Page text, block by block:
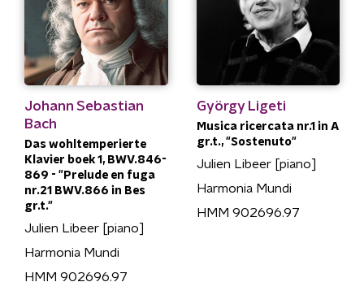
Johann Sebastian
Bach
Das wohltemperierte
Klavier boek 1, BWV.846-
869 - "Prelude en fuga
nr.21 BWV.866 in Bes
gr.t."
Julien Libeer [piano]
Harmonia Mundi
HMM 902696.97
György Ligeti
Musica ricercata nr.1 in A
gr.t., "Sostenuto"
Julien Libeer [piano]
Harmonia Mundi
HMM 902696.97